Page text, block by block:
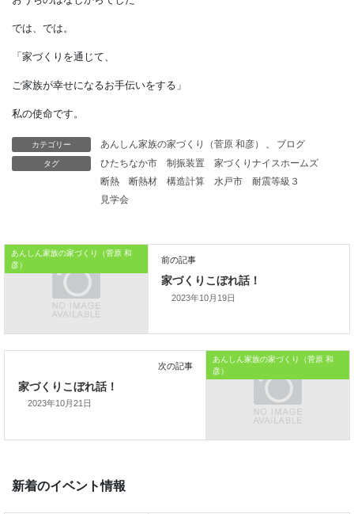
腐りにくく、硬くて丈夫なクリは、
リサイクルの枕木を使えば、
縄文人からの日本人の息吹を
感じられるかもしれません。
本日はこれまでです。
おうちのはなしからでした
では、では。
ご家族が幸せになるお手伝いをする」
私の使命です。
カテゴリー あんしん家族の家づくり（菅原 和彦） 、
ブログ
タグ
ひたちなか市 制振装置
家づくりナイスホームズ
断熱
断熱材 構造計算 水戸市
耐震等級３
見学会
あんしん家族の家づくり（菅原 和
彦）
2023年10月19日
あんしん家族の家づくり（菅原 和
彦）
2023年10月21日